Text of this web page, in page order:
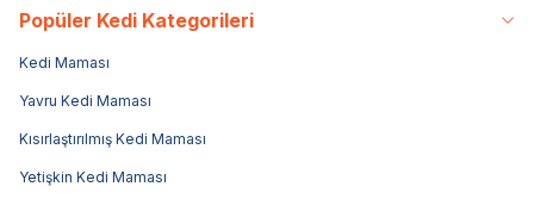
Popüler Kedi Kategorileri
Kedi Maması
Yavru Kedi Maması
Kısırlaştırılmış Kedi Maması
Yetişkin Kedi Maması